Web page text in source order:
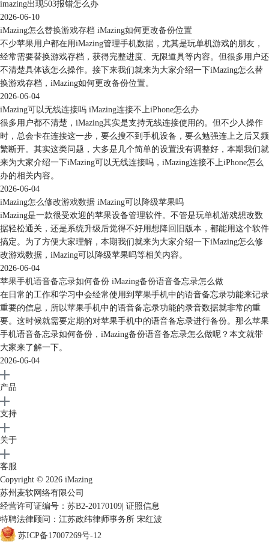
iMazing 的「输出来」就更为实用了，它可以将信息、电话、通讯录和备
忘录逐条或全部导出到电脑上，根据不同内容可以导出为包括 PDF、
CSV 和文本等格式，包括信息中的附件也可以直接导出。
图6：数据导出
作为一款老牌且功能强大的软件，iMazing的优秀已经无需再用更多语言
来渲染，如果大家看完本文后，对iMazing产生了更加浓烈的兴趣，可以
登录软件中文网站查看下载体验。
作者：九筒
imazing出现503报错怎么办
2026-06-10
iMazing怎么替换游戏存档 iMazing如何更改备份位置
不少苹果用户都在用iMazing管理手机数据，尤其是玩单机游戏的朋友，
经常需要替换游戏存档，获得完整进度、无限道具等内容。但很多用户还
不清楚具体该怎么操作。接下来我们就来为大家介绍一下iMazing怎么替
换游戏存档，iMazing如何更改备份位置。
2026-06-04
iMazing可以无线连接吗 iMazing连接不上iPhone怎么办
很多用户都不清楚，iMazing其实是支持无线连接使用的。但不少人操作
时，总会卡在连接这一步，要么搜不到手机设备，要么勉强连上之后又频
繁断开。其实这类问题，大多是几个简单的设置没有调整好，本期我们就
来为大家介绍一下iMazing可以无线连接吗，iMazing连接不上iPhone怎么
办的相关内容。
2026-06-04
iMazing怎么修改游戏数据 iMazing可以降级苹果吗
iMazing是一款很受欢迎的苹果设备管理软件。不管是玩单机游戏想改数
据轻松通关，还是系统升级后觉得不好用想降回旧版本，都能用这个软件
搞定。为了方便大家理解，本期我们就来为大家介绍一下iMazing怎么修
改游戏数据，iMazing可以降级苹果吗等相关内容。
2026-06-04
苹果手机语音备忘录如何备份 iMazing备份语音备忘录怎么做
在日常的工作和学习中会经常使用到苹果手机中的语音备忘录功能来记录
重要的信息，所以苹果手机中的语音备忘录功能的录音数据就非常的重
要。这时候就需要定期的对苹果手机中的语音备忘录进行备份。那么苹果
手机语音备忘录如何备份，iMazing备份语音备忘录怎么做呢？本文就带
大家来了解一下。
2026-06-04
产品
支持
关于
客服
Copyright © 2026 iMazing
苏州麦软网络有限公司
经营许可证编号：苏B2-20170109 证照信息
特聘法律顾问：江苏政纬律师事务所 宋红波
苏ICP备17007269号-12